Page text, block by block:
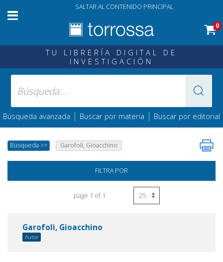
SALTAR AL CONTENIDO PRINCIPAL
0
TU LIBRERÍA DIGITAL DE
INVESTIGACIÓN
Búsqueda avanzada | Buscar por materia | Buscar por editorial
Búsqueda >> Garofoli, Gioacchino
FILTRA POR
page 1 of 1
Garofoli, Gioacchino
Autor